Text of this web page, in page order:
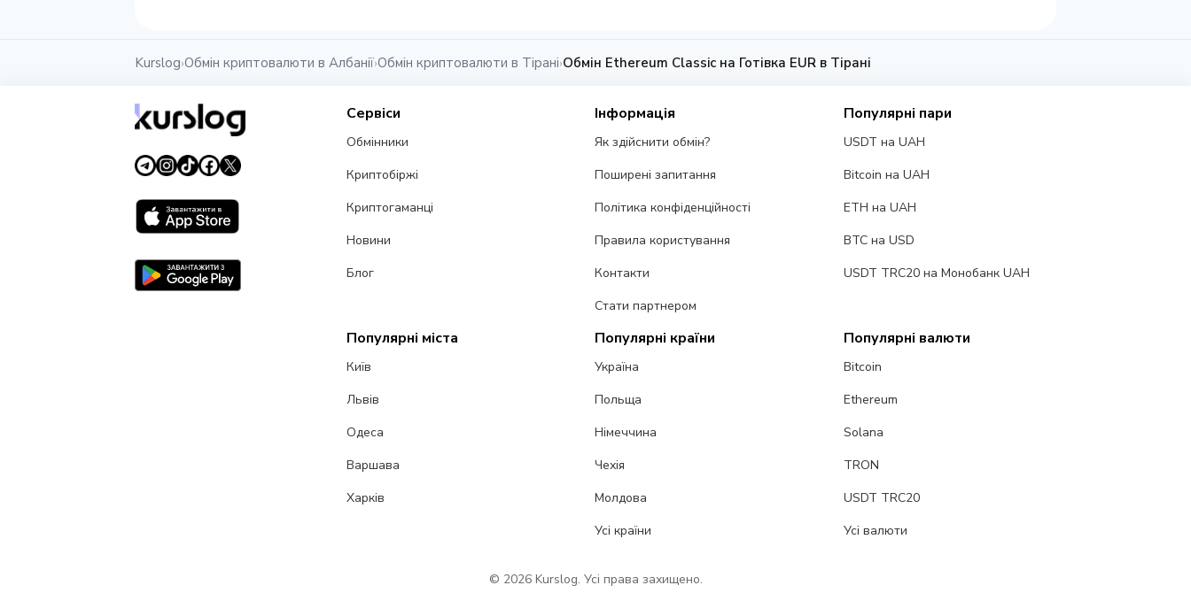
Kurslog›Обмін криптовалюти в Албанії›Обмін криптовалюти в Тірані›Обмін Ethereum Classic на Готівка EUR в Тірані
Сервіси
Обмінники
Криптобіржі
Криптогаманці
Новини
Блог
Інформація
Як здійснити обмін?
Поширені запитання
Політика конфіденційності
Правила користування
Контакти
Стати партнером
Популярні пари
USDT на UAH
Bitcoin на UAH
ETH на UAH
BTC на USD
USDT TRC20 на Монобанк UAH
Популярні міста
Київ
Львів
Одеса
Варшава
Харків
Популярні країни
Україна
Польща
Німеччина
Чехія
Молдова
Усі країни
Популярні валюти
Bitcoin
Ethereum
Solana
TRON
USDT TRC20
Усі валюти
© 2026 Kurslog. Усі права захищено.